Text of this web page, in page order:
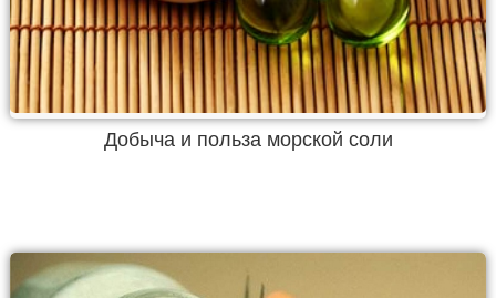
Добыча и польза морской соли